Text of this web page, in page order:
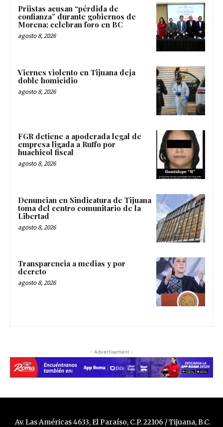
Priistas acusan “pérdida de
confianza” durante gobiernos de
Morena; celebran foro en BC
agosto 8, 2026
Viernes violento en Tijuana deja
doble homicidio
agosto 8, 2026
FGR detiene a apoderada legal de
empresa ligada a Ruffo por
huachicol fiscal
agosto 8, 2026
Denuncian en Sindicatura de Tijuana
toma del centro comunitario de la
Libertad
agosto 8, 2026
Transparencia a medias y por
decreto
agosto 8, 2026
- Advertisement -
Av. Las Américas 4633, El Paraíso, C.P. 22106 / Tijuana, B.C.